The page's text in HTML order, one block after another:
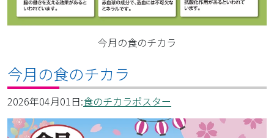
今月の食のチカラ
今月の食のチカラ
2026年04月01日:食のチカラポスター